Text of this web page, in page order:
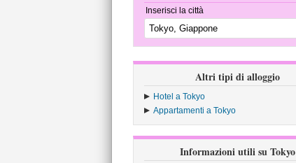
Inserisci la città
Altri tipi di alloggio
Hotel a Tokyo
Appartamenti a Tokyo
Informazioni utili su Tokyo